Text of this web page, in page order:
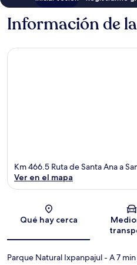
Información de
Km 466.5 Ruta de Santa Ana a
Ver en el mapa
Qué hay cerca
Parque Natural Ixpanpajul- A 7